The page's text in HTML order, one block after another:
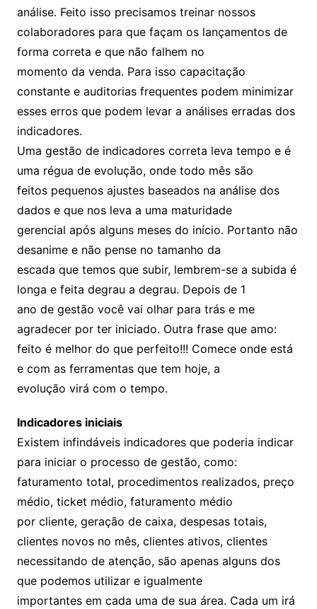
análise. Feito isso precisamos treinar nossos
colaboradores para que façam os lançamentos de
forma correta e que não falhem no
momento da venda. Para isso capacitação
constante e auditorias frequentes podem minimizar
esses erros que podem levar a análises erradas dos
indicadores.
Uma gestão de indicadores correta leva tempo e é
uma régua de evolução, onde todo mês são
feitos pequenos ajustes baseados na análise dos
dados e que nos leva a uma maturidade
gerencial após alguns meses do início. Portanto não
desanime e não pense no tamanho da
escada que temos que subir, lembrem-se a subida é
longa e feita degrau a degrau. Depois de 1
ano de gestão você vai olhar para trás e me
agradecer por ter iniciado. Outra frase que amo:
feito é melhor do que perfeito!!! Comece onde está
e com as ferramentas que tem hoje, a
evolução virá com o tempo.
Indicadores iniciais
Existem infindáveis indicadores que poderia indicar
para iniciar o processo de gestão, como:
faturamento total, procedimentos realizados, preço
médio, ticket médio, faturamento médio
por cliente, geração de caixa, despesas totais,
clientes novos no mês, clientes ativos, clientes
necessitando de atenção, são apenas alguns dos
que podemos utilizar e igualmente
importantes em cada uma de sua área. Cada um irá